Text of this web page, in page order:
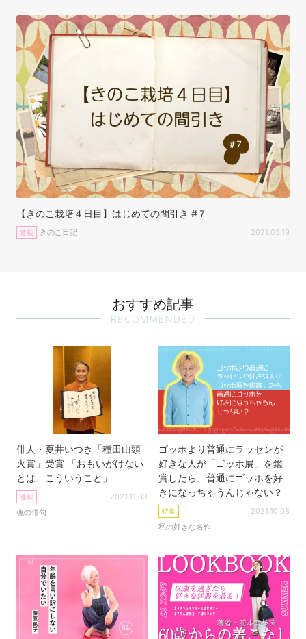
【きのこ栽培４日目】はじめての間引き #７
連載 きのこ日記 2021.03.19
おすすめ記事
RECOMMENDED
俳人・夏井いつき「種田山頭
火賞」受賞 「おもいがけない
とは、こういうこと」
連載
魂の俳句
2021.11.03
ゴッホより普通にラッセンが
好きな人が「ゴッホ展」を鑑
賞したら、普通にゴッホを好
きになっちゃうんじゃない？
特集
私の好きな名作
2021.10.08